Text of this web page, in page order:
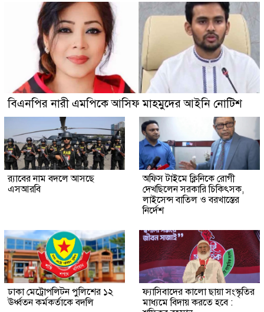
বিএনপির নারী এমপিকে আসিফ মাহমুদের আইনি নোটিশ
র‍্যাবের নাম বদলে আসছে
এসআরবি
অফিস টাইমে ক্লিনিকে রোগী
দেখছিলেন সরকারি চিকিৎসক,
লাইসেন্স বাতিল ও বরখাস্তের
নির্দেশ
ঢাকা মেট্রোপলিটন পুলিশের ১২
ঊর্ধ্বতন কর্মকর্তাকে বদলি
ফ্যাসিবাদের কালো ছায়া সংস্কৃতির
মাধ্যমে বিদায় করতে হবে :